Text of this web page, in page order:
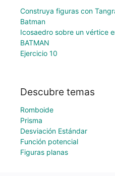
Construya figuras con
Batman
Icosaedro sobre un vértice
BATMAN
Ejercicio 10
Descubre temas
Romboide
Prisma
Desviación Estándar
Función potencial
Figuras planas